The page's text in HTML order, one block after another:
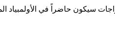
سيكون حاضراً في